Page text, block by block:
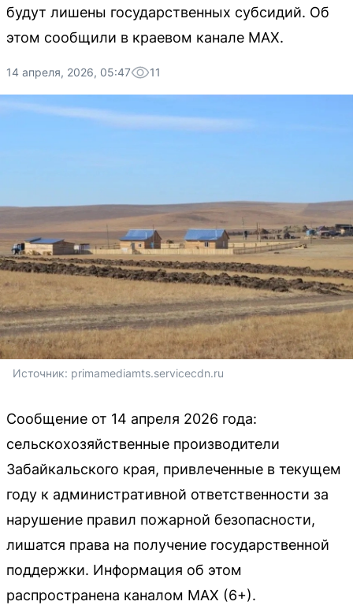
будут лишены государственных субсидий. Об
этом сообщили в краевом канале МАХ.
14 апреля, 2026, 05:47 11
Источник: primamediamts.servicecdn.ru
Сообщение от 14 апреля 2026 года:
сельскохозяйственные производители
Забайкальского края, привлеченные в текущем
году к административной ответственности за
нарушение правил пожарной безопасности,
лишатся права на получение государственной
поддержки. Информация об этом
распространена каналом МАХ (6+).